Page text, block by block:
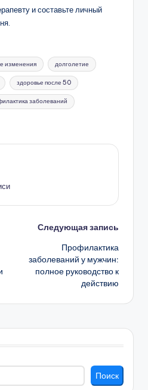
и составьте личный
изменения долголетие
здоровье после 50
заболеваний
Следующая запись
Профилактика
заболеваний у мужчин:
полное руководство к
действию
Поиск